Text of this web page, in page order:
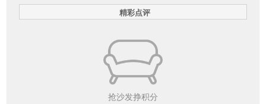
精彩点评
抢沙发挣积分